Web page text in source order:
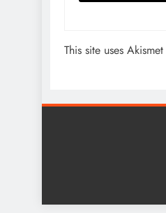
This site uses